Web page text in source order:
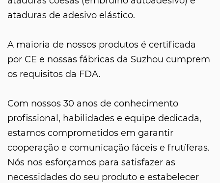
ataduras de adesivo elástico.
A maioria de nossos produtos é certificada
por CE e nossas fábricas da Suzhou cumprem
os requisitos da FDA.
Com nossos 30 anos de conhecimento
profissional, habilidades e equipe dedicada,
estamos comprometidos em garantir
cooperação e comunicação fáceis e frutíferas.
Nós nos esforçamos para satisfazer as
necessidades do seu produto e estabelecer